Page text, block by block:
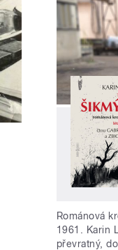
Románová
1961. Karin
převratný,